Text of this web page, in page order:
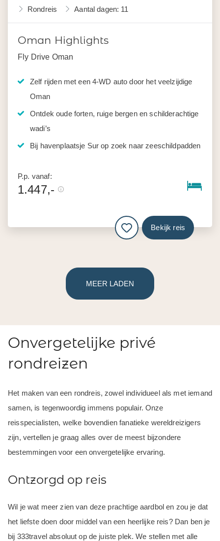
Rondreis Aantal dagen: 11
Oman Highlights
Fly Drive Oman
Zelf rijden met een 4-WD auto door het veelzijdige
Oman
Ontdek oude forten, ruige bergen en schilderachtige
wadi’s
Bij havenplaatsje Sur op zoek naar zeeschildpadden
P.p. vanaf:
1.447,-
Bekijk reis
MEER LADEN
Onvergetelijke privé
rondreizen
Het maken van een rondreis, zowel individueel als met iemand
samen, is tegenwoordig immens populair. Onze
reisspecialisten, welke bovendien fanatieke wereldreizigers
zijn, vertellen je graag alles over de meest bijzondere
bestemmingen voor een onvergetelijke ervaring.
Ontzorgd op reis
Wil je wat meer zien van deze prachtige aardbol en zou je dat
het liefste doen door middel van een heerlijke reis? Dan ben je
bij 333travel absoluut op de juiste plek. We stellen met alle